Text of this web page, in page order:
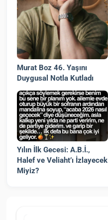
Murat Boz 46. Yaşını
Duygusal Notla Kutladı
Yılın İlk Gecesi: A.B.İ.,
Halef ve Veliaht’ı İzlayecek
Miyiz?